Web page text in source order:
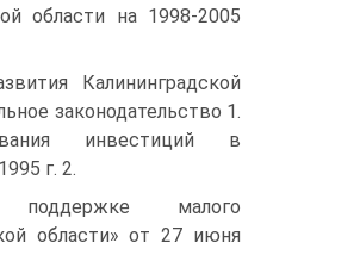
области на 1998-2005
Калининградской
законодательство 1.
инвестиций в
г. 2.
малого
области» от 27 июня